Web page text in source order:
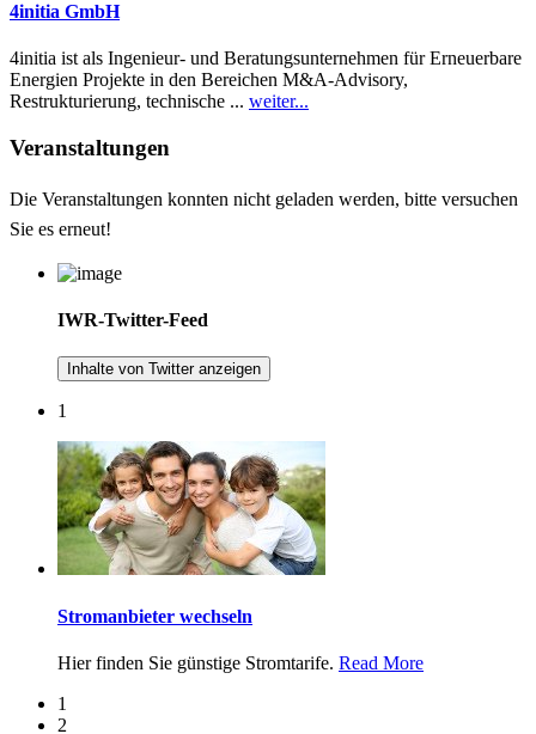
4initia GmbH
4initia ist als Ingenieur- und Beratungsunternehmen für Erneuerbare
Energien Projekte in den Bereichen M&A-Advisory,
Restrukturierung, technische ... weiter...
Veranstaltungen
Die Veranstaltungen konnten nicht geladen werden, bitte versuchen
Sie es erneut!
IWR-Twitter-Feed
Inhalte von Twitter anzeigen
1
Stromanbieter wechseln
Hier finden Sie günstige Stromtarife. Read More
1
2